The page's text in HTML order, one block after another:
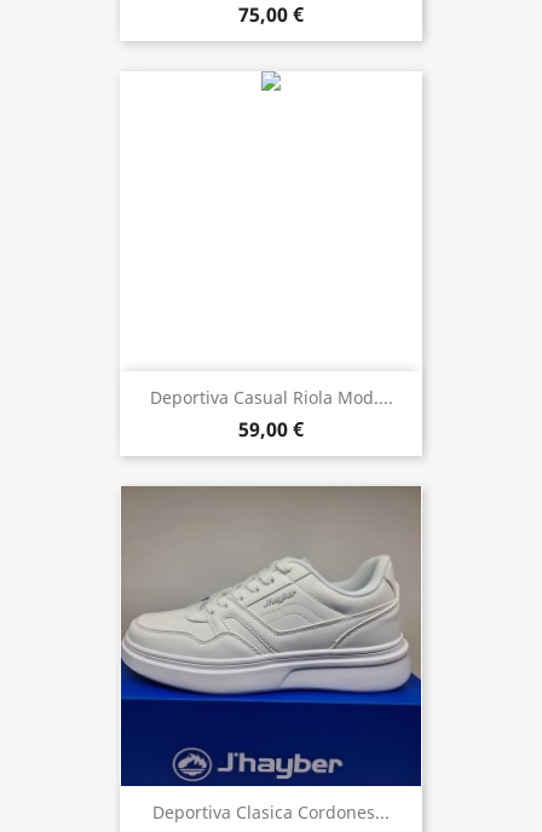
75,00 €
Deportiva Casual Riola Mod....
59,00 €
Deportiva Clasica Cordones...